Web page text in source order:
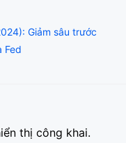
Giảm sâu trước
Fed
thị công khai.